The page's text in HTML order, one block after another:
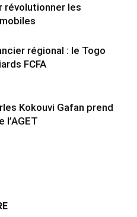
révolutionner les
régional : le Togo
FCFA
Kokouvi Gafan prend
l’AGET